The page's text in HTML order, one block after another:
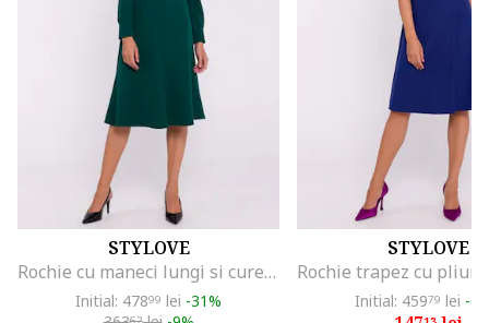
STYLOVE
Rochie cu maneci lungi si curea in talie,
Initial: 47899 lei -31%
STYLOVE
Initial: 45979 lei -